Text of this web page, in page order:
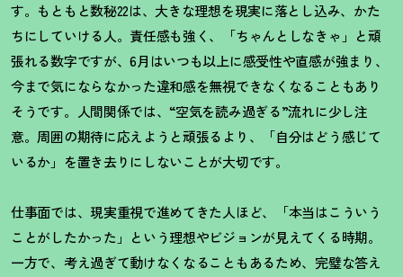
す。もともと数秘22は、大きな理想を現実に落とし込み、かた
ちにしていける人。責任感も強く、「ちゃんとしなきゃ」と頑
張れる数字ですが、6月はいつも以上に感受性や直感が強まり、
今まで気にならなかった違和感を無視できなくなることもあり
そうです。人間関係では、“空気を読み過ぎる”流れに少し注
意。周囲の期待に応えようと頑張るより、「自分はどう感じて
いるか」を置き去りにしないことが大切です。
仕事面では、現実重視で進めてきた人ほど、「本当はこういう
ことがしたかった」という理想やビジョンが見えてくる時期。
一方で、考え過ぎて動けなくなることもあるため、完璧な答え